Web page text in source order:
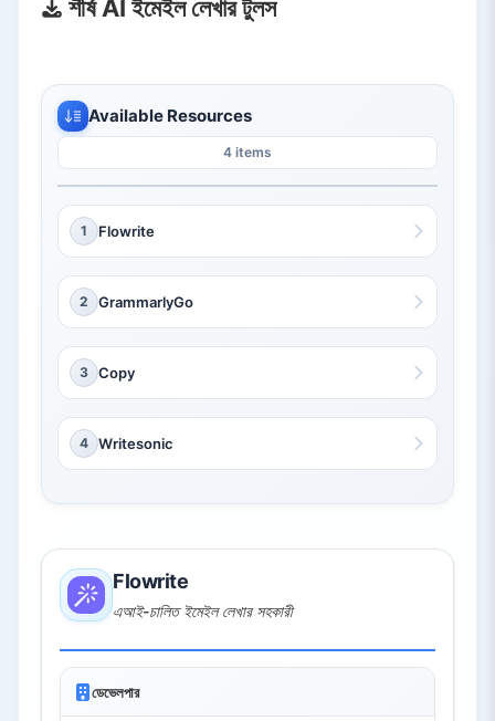
শীর্ষ AI ইমেইল লেখার টুলস
Available Resources
4 items
1 Flowrite
2 GrammarlyGo
3 Copy
4 Writesonic
Flowrite
এআই-চালিত ইমেইল লেখার সহকারী
ডেভেলপার